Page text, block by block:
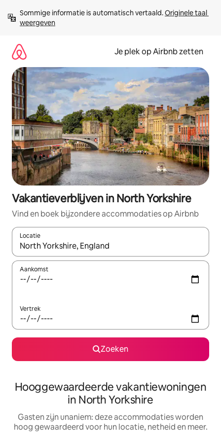
direct
naar
Sommige informatie is automatisch vertaald. Originele taal
weergeven
Je plek op Airbnb zetten
Vakantieverblijven in North Yorkshire
Vind en boek bijzondere accommodaties op Airbnb
Locatie
Wanneer er resultaten beschikbaar zijn, maak je een keuze
Aankomst
Vertrek
Zoeken
Hooggewaardeerde vakantiewoningen
in North Yorkshire
Gasten zijn unaniem: deze accommodaties worden
hoog gewaardeerd voor hun locatie, netheid en meer.